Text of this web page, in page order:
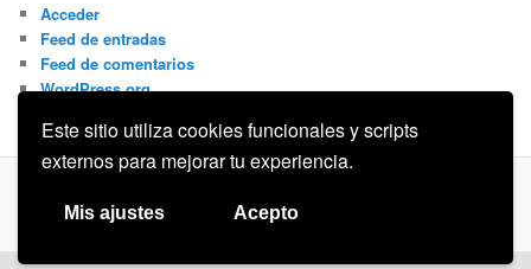
Este sitio utiliza cookies funcionales y scripts
externos para mejorar tu experiencia.
Mis ajustes Acepto
Acceder
Feed de entradas
Feed de comentarios
WordPress.org
Privacidad Funciona gracias a WordPress